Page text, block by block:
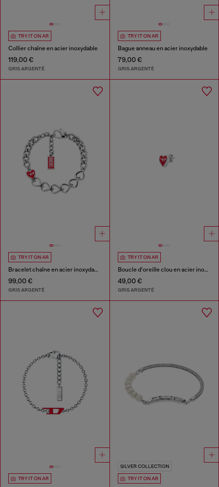
TRY IT ON AR
Collier chaîne en acier inoxydable
119,00 €
GRIS ARGENTÉ
TRY IT ON AR
Bague anneau en acier inoxydable
79,00 €
GRIS ARGENTÉ
TRY IT ON AR
Bracelet chaîne en acier inoxydable
99,00 €
GRIS ARGENTÉ
TRY IT ON AR
Boucle d’oreille clou en acier inoxydable
49,00 €
GRIS ARGENTÉ
TRY IT ON AR
SILVER COLLECTION
TRY IT ON AR